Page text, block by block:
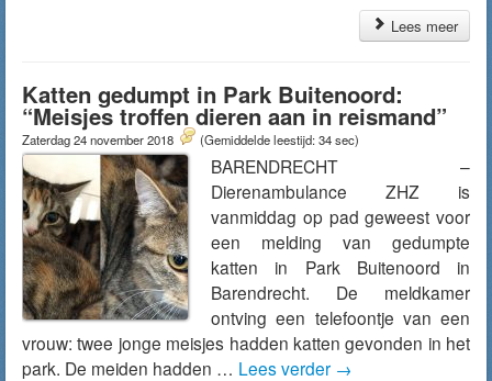
Lees meer
Katten gedumpt in Park Buitenoord:
“Meisjes troffen dieren aan in reismand”
Zaterdag 24 november 2018 (Gemiddelde leestijd: 34 sec)
BARENDRECHT –
Dierenambulance ZHZ is
vanmiddag op pad geweest voor
een melding van gedumpte
katten in Park Buitenoord in
Barendrecht. De meldkamer
ontving een telefoontje van een
vrouw: twee jonge meisjes hadden katten gevonden in het
park. De meiden hadden … Lees verder →